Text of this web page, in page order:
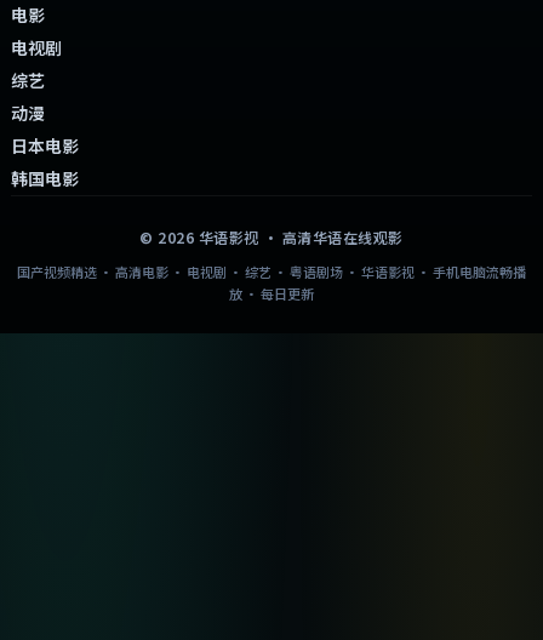
电影
电视剧
综艺
动漫
日本电影
韩国电影
© 2026 华语影视 · 高清华语在线观影
国产视频精选 · 高清电影 · 电视剧 · 综艺 · 粤语剧场 · 华语影视 · 手机电脑流畅播
放 · 每日更新